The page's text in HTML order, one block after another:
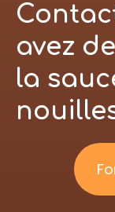
avez
la
nouilles